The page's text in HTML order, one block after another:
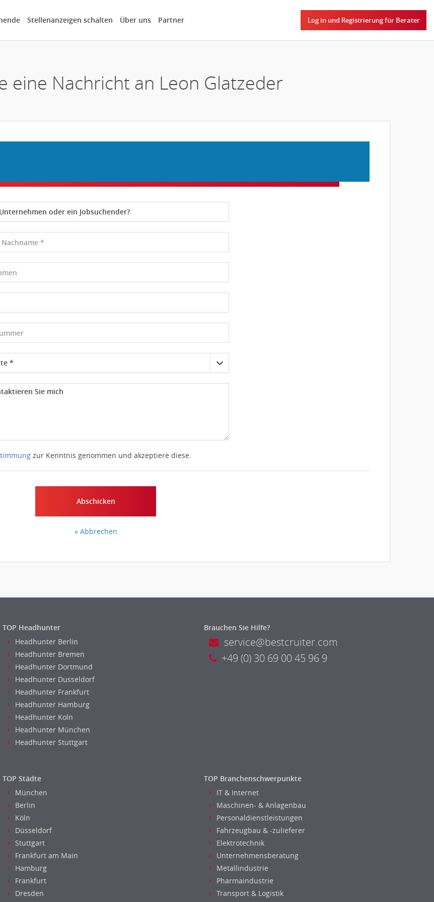
Stellenanzeigen schalten Über uns Partner Log in und Registrierung für Berater
eine Nachricht an Leon Glatzeder
zur Kenntnis genommen und akzeptiere diese.
Abschicken
» Abbrechen
TOP Headhunter
Headhunter Berlin
Headhunter Bremen
Headhunter Dortmund
Headhunter Dusseldorf
Headhunter Frankfurt
Headhunter Hamburg
Headhunter Koln
Headhunter München
Headhunter Stuttgart
Brauchen Sie Hilfe?
service@bestcruiter.com
+49 (0) 30 69 00 45 96 9
TOP Städte
München
Berlin
Köln
Düsseldorf
Stuttgart
Frankfurt am Main
Hamburg
Frankfurt
Dresden
TOP Branchenschwerpunkte
IT & Internet
Maschinen- & Anlagenbau
Personaldienstleistungen
Fahrzeugbau & -zulieferer
Elektrotechnik
Unternehmensberatung
Metallindustrie
Pharmaindustrie
Transport & Logistik